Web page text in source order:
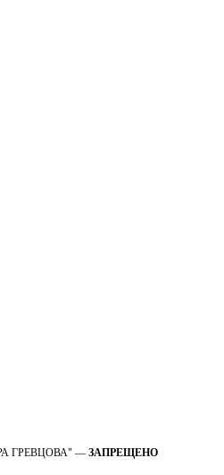
ГРЕВЦОВА" — ЗАПРЕЩЕНО